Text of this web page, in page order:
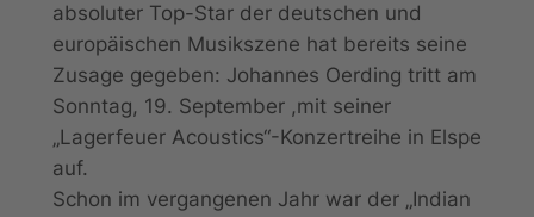
absoluter Top-Star der deutschen und
europäischen Musikszene hat bereits seine
Zusage gegeben: Johannes Oerding tritt am
Sonntag, 19. September ,mit seiner
„Lagerfeuer Acoustics“-Konzertreihe in Elspe
auf.
Schon im vergangenen Jahr war der „Indian